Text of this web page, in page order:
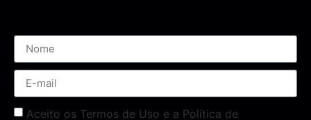
Aceito os Termos de Uso e a Política de